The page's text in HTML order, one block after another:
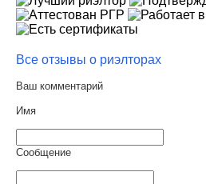
Все отзывы о риэлторах
Ваш комментарий
Имя
Сообщение